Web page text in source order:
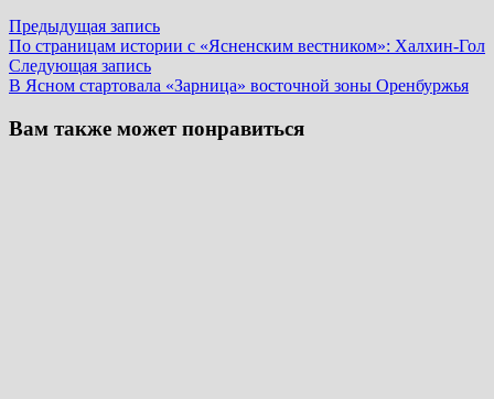
Навигация
по
записям
Предыдущая записьПредыдущая
запись:
По страницам истории с «Ясненским вестником»: Халхин-Гол
Следующая записьСледующая
запись:
В Ясном стартовала «Зарница» восточной зоны Оренбуржья
Вам также может понравиться